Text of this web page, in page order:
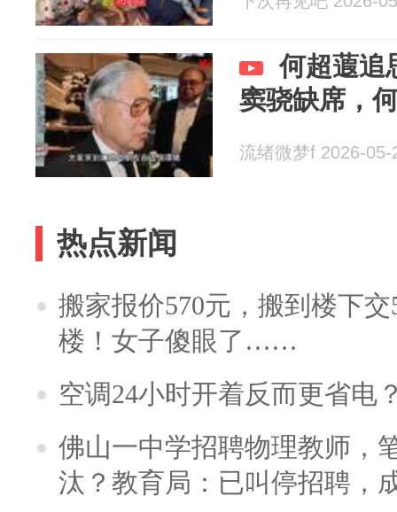
何超蕸追
窦骁缺席，
流绪微梦f 2026-05-
热点新闻
搬家报价570元，搬到楼下
楼！女子傻眼了……
空调24小时开着反而更省电
佛山一中学招聘物理教师，
汰？教育局：已叫停招聘，